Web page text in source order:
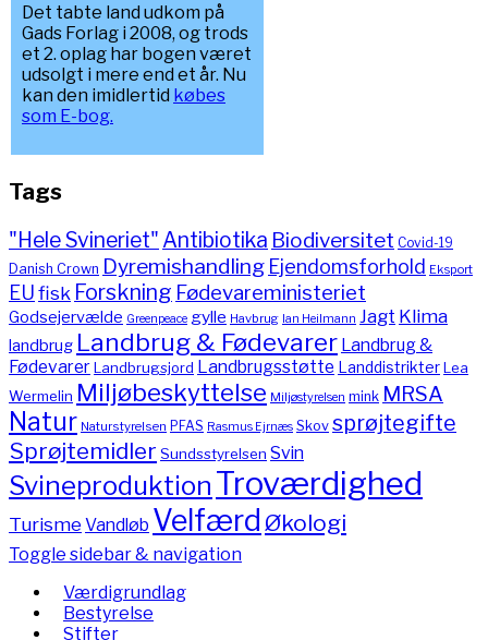
Det tabte land udkom på
Gads Forlag i 2008, og trods
et 2. oplag har bogen været
udsolgt i mere end et år. Nu
kan den imidlertid købes
som E-bog.
Tags
"Hele Svineriet" Antibiotika Biodiversitet Covid-19
Danish Crown Dyremishandling Ejendomsforhold Eksport
EUfisk Forskning Fødevareministeriet
Godsejervælde Greenpeace gylle Havbrug Ian Heilmann Jagt Klima
landbrug Landbrug & Fødevarer Landbrug &
FødevarerLandbrugsjord Landbrugsstøtte LanddistrikterLea
Wermelin Miljøbeskyttelse Miljøstyrelsen mink MRSA
Natur Naturstyrelsen PFAS Rasmus Ejrnæs Skov sprøjtegifte
Sprøjtemidler Sundsstyrelsen Svin
Svineproduktion Troværdighed
TurismeVandløb Velfærd Økologi
Toggle sidebar & navigation
Værdigrundlag
Bestyrelse
Stifter